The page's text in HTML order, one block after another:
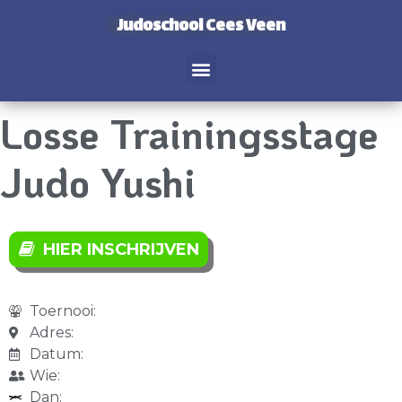
Judoschool Cees Veen
Losse Trainingsstage
Judo Yushi
HIER INSCHRIJVEN
Toernooi:
Adres:
Datum:
Wie:
Dan: